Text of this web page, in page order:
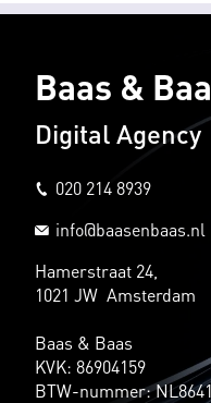
Baas &
Digital Agency
020 214 8939
info@baasenbaas.nl
Hamerstraat 24,
1021 JW Amsterdam
Baas & Baas
KVK: 86904159
BTW-nummer: